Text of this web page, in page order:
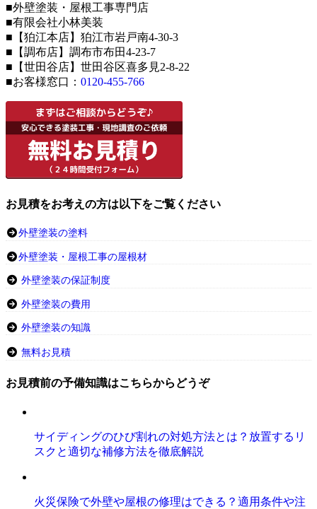
■外壁塗装・屋根工事専門店
■有限会社小林美装
■【狛江本店】狛江市岩戸南4-30-3
■【調布店】調布市布田4-23-7
■【世田谷店】世田谷区喜多見2-8-22
■お客様窓口： 0120-455-766
お見積をお考えの方は以下をご覧ください
外壁塗装の塗料
外壁塗装・屋根工事の屋根材
外壁塗装の保証制度
外壁塗装の費用
外壁塗装の知識
無料お見積
お見積前の予備知識はこちらからどうぞ
サイディングのひび割れの対処方法とは？放置するリ
スクと適切な補修方法を徹底解説
火災保険で外壁や屋根の修理はできる？適用条件や注